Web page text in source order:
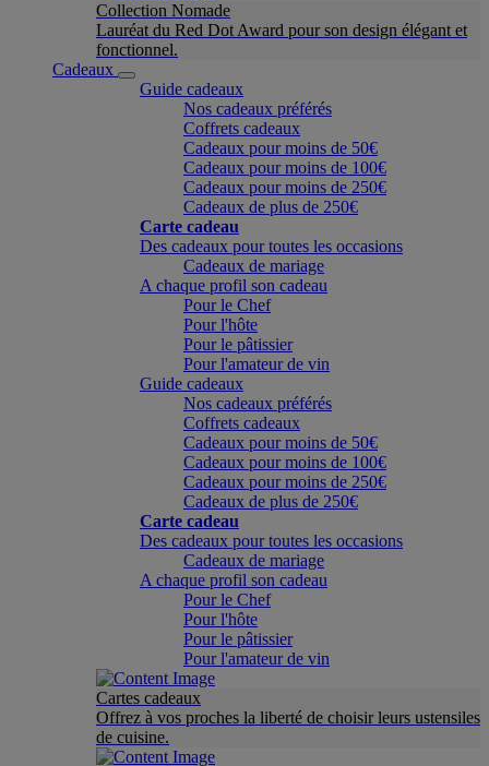
Collection Nomade
Lauréat du Red Dot Award pour son design élégant et
fonctionnel.
Cadeaux
Guide cadeaux
Nos cadeaux préférés
Coffrets cadeaux
Cadeaux pour moins de 50€
Cadeaux pour moins de 100€
Cadeaux pour moins de 250€
Cadeaux de plus de 250€
Carte cadeau
Des cadeaux pour toutes les occasions
Cadeaux de mariage
A chaque profil son cadeau
Pour le Chef
Pour l'hôte
Pour le pâtissier
Pour l'amateur de vin
Guide cadeaux
Nos cadeaux préférés
Coffrets cadeaux
Cadeaux pour moins de 50€
Cadeaux pour moins de 100€
Cadeaux pour moins de 250€
Cadeaux de plus de 250€
Carte cadeau
Des cadeaux pour toutes les occasions
Cadeaux de mariage
A chaque profil son cadeau
Pour le Chef
Pour l'hôte
Pour le pâtissier
Pour l'amateur de vin
Cartes cadeaux
Offrez à vos proches la liberté de choisir leurs ustensiles
de cuisine.